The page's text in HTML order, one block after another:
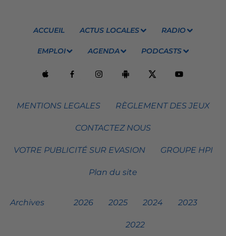
ACCUEIL ACTUS LOCALES RADIO
EMPLOI AGENDA PODCASTS
MENTIONS LEGALES RÈGLEMENT DES JEUX
CONTACTEZ NOUS
VOTRE PUBLICITÉ SUR EVASION GROUPE HPI
Plan du site
Archives 2026 2025 2024 2023
2022